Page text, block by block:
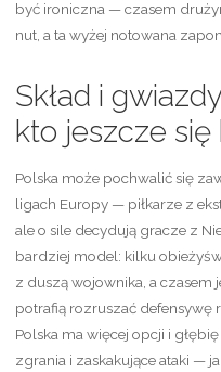
być ironiczna — czasem
nut, a ta wyżej notowana
Skład i
kto jeszcze się
Polska może pochwalić się
ligach Europy — piłkarze z
ale o sile decydują gracze z
bardziej model: kilku
z duszą wojownika, a
potrafią rozruszać defensywę
Polska ma więcej opcji i
zgrania i zaskakujące ataki —